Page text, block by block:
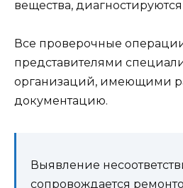
вещества, диагностируются
Все проверочные
представителями
организаций, имеющими
документацию.
Выявление
сопровождается